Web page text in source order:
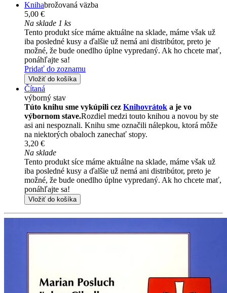
Knihabrožovaná väzba
5,00 €
Na sklade 1 ks
Tento produkt síce máme aktuálne na sklade, máme však už
iba posledné kusy a ďalšie už nemá ani distribútor, preto je
možné, že bude onedlho úplne vypredaný. Ak ho chcete mať,
ponáhľajte sa!
Pridať do zoznamu
Vložiť do košíka
Čítaná
výborný stav
Túto knihu sme vykúpili cez Knihovrátok a je vo
výbornom stave.Rozdiel medzi touto knihou a novou by ste
asi ani nespoznali. Knihu sme označili nálepkou, ktorá môže
na niektorých obaloch zanechať stopy.
3,20 €
Na sklade
Tento produkt síce máme aktuálne na sklade, máme však už
iba posledné kusy a ďalšie už nemá ani distribútor, preto je
možné, že bude onedlho úplne vypredaný. Ak ho chcete mať,
ponáhľajte sa!
Vložiť do košíka